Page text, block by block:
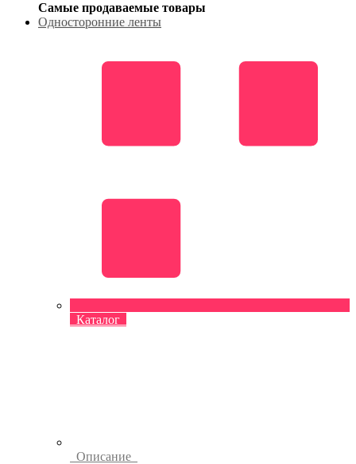
Самые продаваемые товары
Односторонние ленты
Каталог
Описание